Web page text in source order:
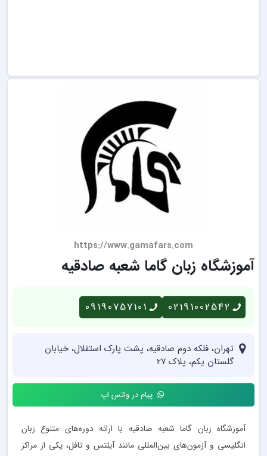
https://www.gamafars.com
آموزشگاه زبان گاما شعبه صادقیه
02191002542
09190757101
تهران، فلکه دوم صادقیه، پشت پارک استقلال، خیابان
گلستان یکم، پلاک ۲۷
پیام در واتس اپ
آموزشگاه زبان گاما شعبه صادقیه با ارائه دوره‌های متنوع زبان
انگلیسی و آزمون‌های بین‌المللی مانند آیلتس و تافل، یکی از مراکز